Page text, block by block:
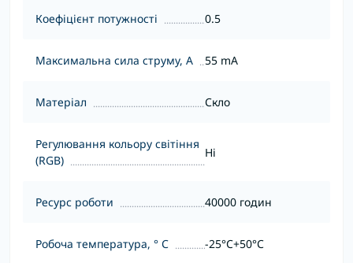
Коефіцієнт потужності 0.5
Максимальна сила струму, А 55 mA
Матеріал Скло
Регулювання кольору світіння
(RGB)
Ні
Ресурс роботи 40000 годин
Робоча температура, ° С -25°C+50°С